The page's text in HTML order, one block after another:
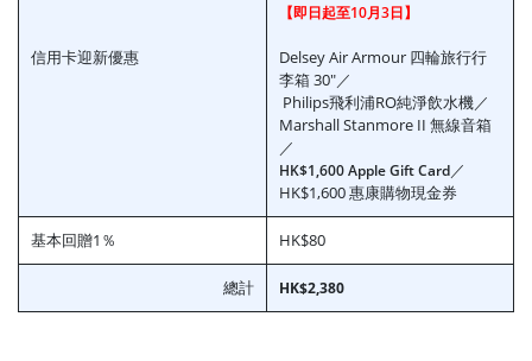
信用卡迎新優惠
【即日起至10月3日】
Delsey Air Armour 四輪旅行行
李箱 30"／
Philips飛利浦RO純淨飲水機／
Marshall Stanmore II 無線音箱
／
HK$1,600 Apple Gift Card／
HK$1,600 惠康購物現金券
基本回贈1％ HK$80
總計 HK$2,380